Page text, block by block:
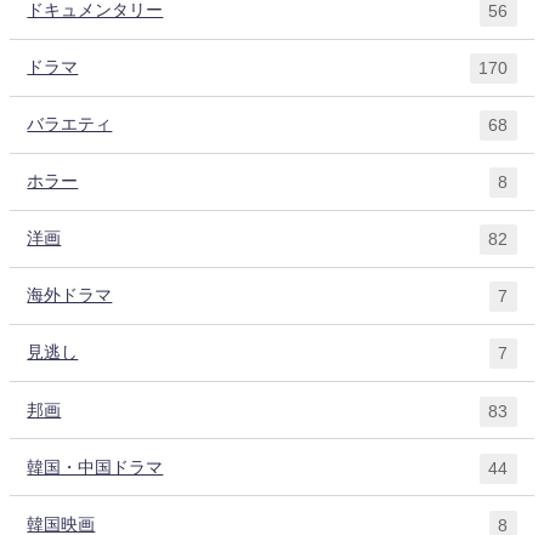
ドキュメンタリー 56
ドラマ 170
バラエティ 68
ホラー 8
洋画 82
海外ドラマ 7
見逃し 7
邦画 83
韓国・中国ドラマ 44
韓国映画 8